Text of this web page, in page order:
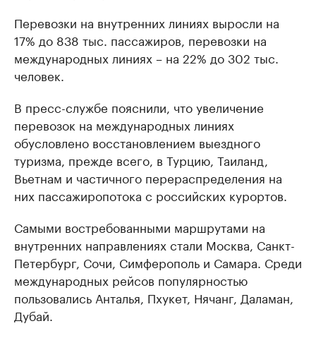
Перевозки на внутренних линиях выросли на
17% до 838 тыс. пассажиров, перевозки на
международных линиях – на 22% до 302 тыс.
человек.
В пресс-службе пояснили, что увеличение
перевозок на международных линиях
обусловлено восстановлением выездного
туризма, прежде всего, в Турцию, Таиланд,
Вьетнам и частичного перераспределения на
них пассажиропотока с российских курортов.
Самыми востребованными маршрутами на
внутренних направлениях стали Москва, Санкт-
Петербург, Сочи, Симферополь и Самара. Среди
международных рейсов популярностью
пользовались Анталья, Пхукет, Нячанг, Даламан,
Дубай.